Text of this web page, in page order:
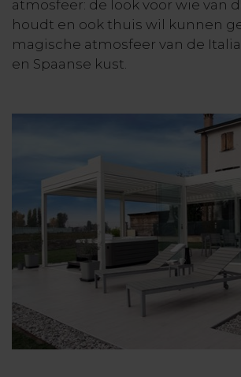
atmosfeer: de look voor wie van
houdt en ook thuis wil kunnen
magische atmosfeer van de
en Spaanse kust.